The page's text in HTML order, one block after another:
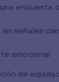
encuesta
señales
emocional
de